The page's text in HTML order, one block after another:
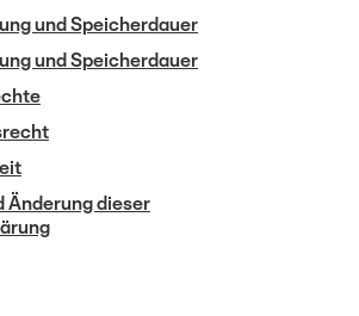
und Speicherdauer
und Speicherdauer
Änderung dieser